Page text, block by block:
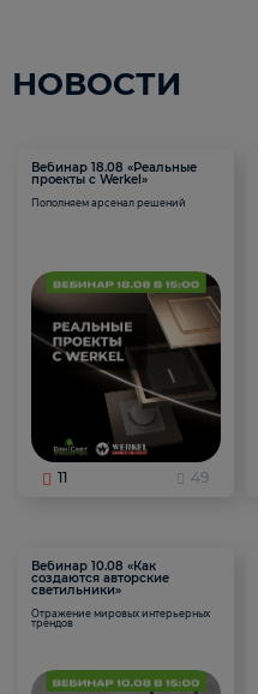
НОВОСТИ
Вебинар 18.08 «Реальные
проекты с Werkel»
Пополняем арсенал решений
11 49
Вебинар 10.08 «Как
создаются авторские
светильники»
Отражение мировых интерьерных
трендов